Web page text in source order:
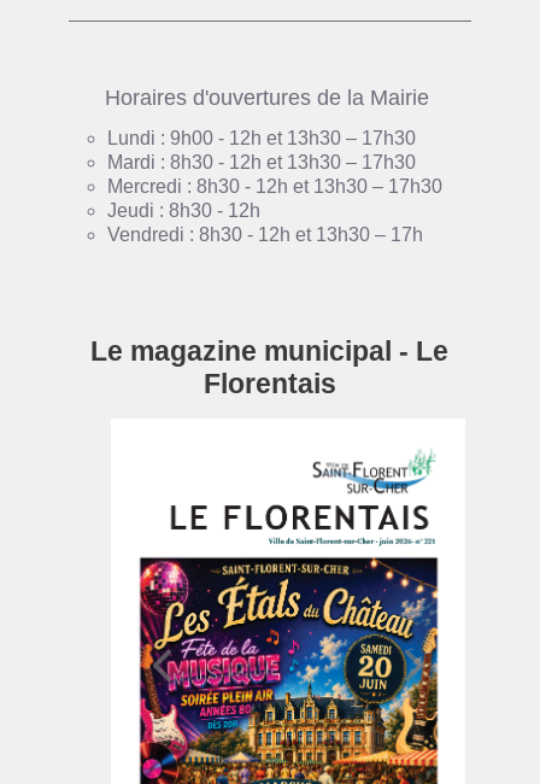
Horaires d'ouvertures de la Mairie
Lundi : 9h00 - 12h et 13h30 – 17h30
Mardi : 8h30 - 12h et 13h30 – 17h30
Mercredi : 8h30 - 12h et 13h30 – 17h30
Jeudi : 8h30 - 12h
Vendredi : 8h30 - 12h et 13h30 – 17h
Le magazine municipal - Le
Florentais